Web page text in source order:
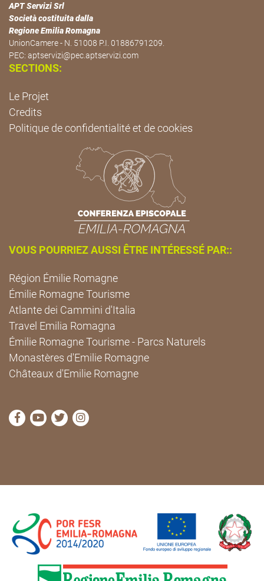
APT Servizi Srl
Società costituita dalla
Regione Emilia Romagna
UnionCamere - N. 51008 P.I. 01886791209.
PEC: aptservizi@pec.aptservizi.com
SECTIONS:
Le Projet
Credits
Politique de confidentialité et de cookies
VOUS POURRIEZ AUSSI ÊTRE INTÉRESSÉ PAR::
Région Émilie Romagne
Émilie Romagne Tourisme
Atlante dei Cammini d'Italia
Travel Emilia Romagna
Émilie Romagne Tourisme - Parcs Naturels
Monastères d'Emilie Romagne
Châteaux d'Emilie Romagne
Visitez la page Facebook de Cammini Emilia-
Visitez la page YouTube de Cammini Emilia-
Visitez la page Twitter de Cammini Emilia-
Visitez la page Instagram de Cammini